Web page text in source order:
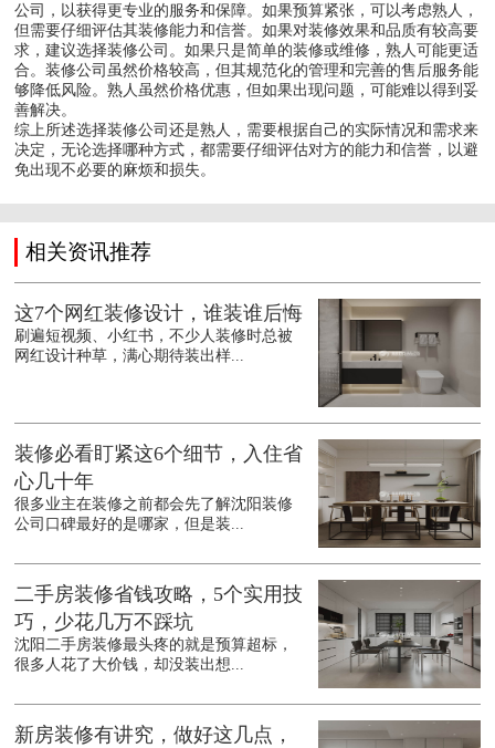
公司，以获得更专业的服务和保障。如果预算紧张，可以考虑熟人，
但需要仔细评估其装修能力和信誉。如果对装修效果和品质有较高要
求，建议选择装修公司。如果只是简单的装修或维修，熟人可能更适
合。装修公司虽然价格较高，但其规范化的管理和完善的售后服务能
够降低风险。熟人虽然价格优惠，但如果出现问题，可能难以得到妥
善解决。
综上所述选择装修公司还是熟人，需要根据自己的实际情况和需求来
决定，无论选择哪种方式，都需要仔细评估对方的能力和信誉，以避
免出现不必要的麻烦和损失。
相关资讯推荐
这7个网红装修设计，谁装谁后悔
刷遍短视频、小红书，不少人装修时总被
网红设计种草，满心期待装出样...
装修必看盯紧这6个细节，入住省
心几十年
很多业主在装修之前都会先了解沈阳装修
公司口碑最好的是哪家，但是装...
二手房装修省钱攻略，5个实用技
巧，少花几万不踩坑
沈阳二手房装修最头疼的就是预算超标，
很多人花了大价钱，却没装出想...
新房装修有讲究，做好这几点，